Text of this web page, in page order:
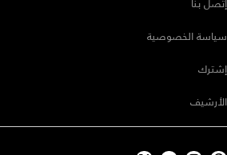
إتصل بنا
سياسة الخصوصية
إشترك
الأرشيف